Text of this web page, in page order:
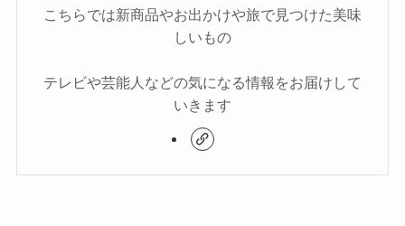
こちらでは新商品やお出かけや旅で見つけた美味
しいもの
テレビや芸能人などの気になる情報をお届けして
いきます